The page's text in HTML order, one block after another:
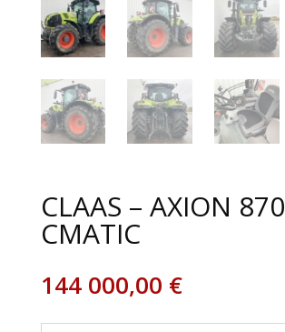
CLAAS – AXION 870
CMATIC
144 000,00 €